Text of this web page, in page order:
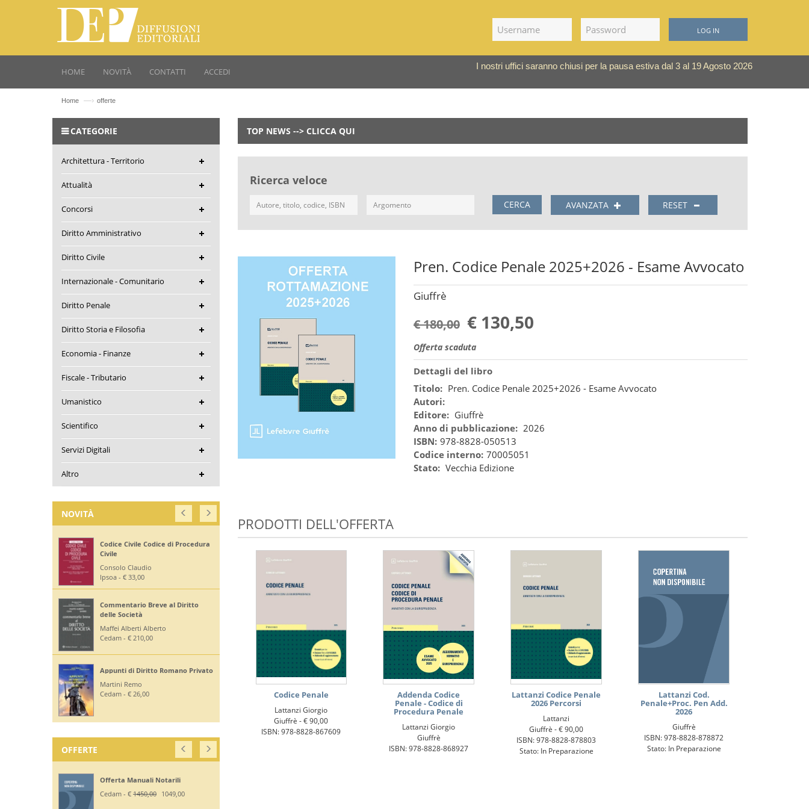
LOG IN
HOME NOVITÀ CONTATTI ACCEDI
I nostri uffici saranno chiusi per la pausa estiva dal 3 al 19 Agosto 2026
Home —› offerte
TOP NEWS --> CLICCA QUI
Ricerca veloce
CERCA AVANZATA RESET
Pren. Codice Penale 2025+2026 - Esame Avvocato
Giuffrè
€ 180,00 € 130,50
Offerta scaduta
Dettagli del libro
Titolo: Pren. Codice Penale 2025+2026 - Esame Avvocato
Autori:
Editore: Giuffrè
Anno di pubblicazione: 2026
ISBN: 978-8828-050513
Codice interno: 70005051
Stato: Vecchia Edizione
PRODOTTI DELL'OFFERTA
Codice Penale
Lattanzi Giorgio
Giuffrè -€ 90,00
ISBN: 978-8828-867609
Addenda Codice
Penale - Codice di
Procedura Penale
Lattanzi Giorgio
Giuffrè
ISBN: 978-8828-868927
Lattanzi Codice Penale
2026 Percorsi
Lattanzi
Giuffrè -€ 90,00
ISBN: 978-8828-878803
Stato: In Preparazione
Lattanzi Cod.
Penale+Proc. Pen Add.
2026
Giuffrè
ISBN: 978-8828-878872
Stato: In Preparazione
CATEGORIE
Architettura - Territorio
Attualità
Concorsi
Diritto Amministrativo
Diritto Civile
Internazionale - Comunitario
Diritto Penale
Diritto Storia e Filosofia
Economia - Finanze
Fiscale - Tributario
Umanistico
Scientifico
Servizi Digitali
Altro
NOVITÀ
Codice Civile Codice di Procedura
Civile
Consolo Claudio
Ipsoa - € 33,00
Commentario Breve al Diritto
delle Società
Maffei Alberti Alberto
Cedam - € 210,00
Appunti di Diritto Romano Privato
Martini Remo
Cedam - € 26,00
OFFERTE
Offerta Manuali Notarili
Cedam - € 1450,00 1049,00